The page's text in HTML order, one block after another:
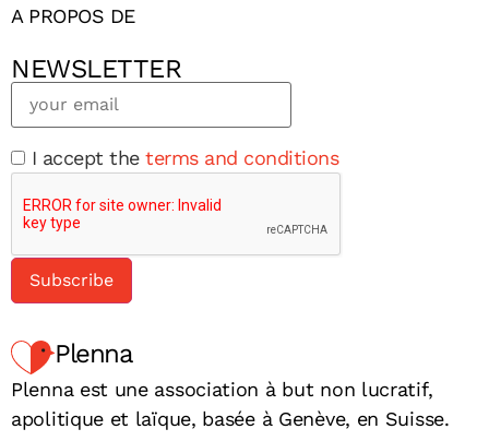
A PROPOS DE
NEWSLETTER
I accept the terms and conditions
Plenna
Plenna est une association à but non lucratif,
apolitique et laïque, basée à Genève, en Suisse.